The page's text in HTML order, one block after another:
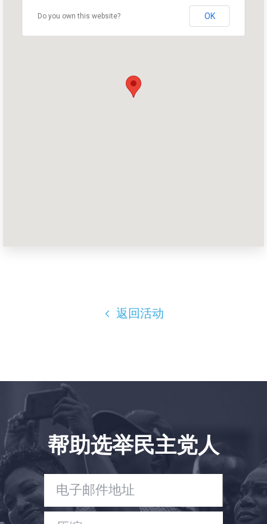
Vote
Do you own this website? OK
返回活动
帮助选举民主党人